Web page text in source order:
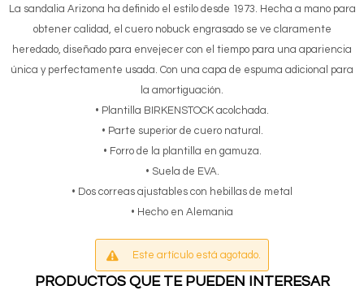
La sandalia Arizona ha definido el estilo desde 1973. Hecha a mano para
obtener calidad, el cuero nobuck engrasado se ve claramente
heredado, diseñado para envejecer con el tiempo para una apariencia
única y perfectamente usada. Con una capa de espuma adicional para
la amortiguación.
• Plantilla BIRKENSTOCK acolchada.
• Parte superior de cuero natural.
• Forro de la plantilla en gamuza.
• Suela de EVA.
• Dos correas ajustables con hebillas de metal
• Hecho en Alemania
Este artículo está agotado.
PRODUCTOS QUE TE PUEDEN INTERESAR